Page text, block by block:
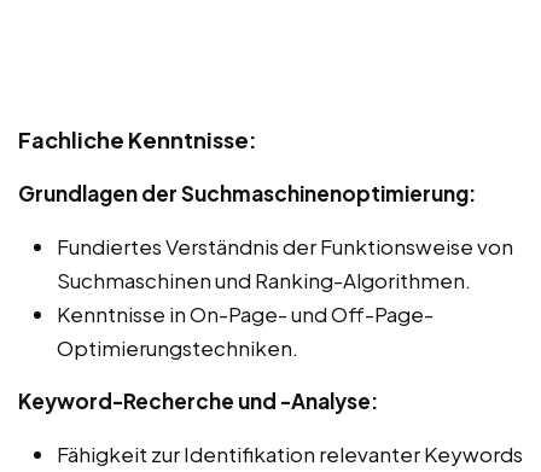
Fachliche Kenntnisse:
Grundlagen der Suchmaschinenoptimierung:
Fundiertes Verständnis der Funktionsweise von
Suchmaschinen und Ranking-Algorithmen.
Kenntnisse in On-Page- und Off-Page-
Optimierungstechniken.
Keyword-Recherche und -Analyse:
Fähigkeit zur Identifikation relevanter Keywords